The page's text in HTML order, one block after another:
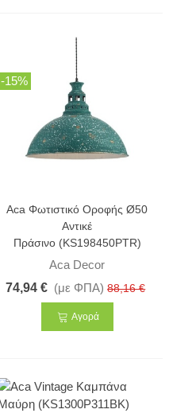
-15%
Aca Φωτιστικό Οροφής Ø50
Αντικέ
Πράσινο (KS198450PTR)
Aca Decor
74,94 € (με ΦΠΑ) 88,16 €
Αγορά